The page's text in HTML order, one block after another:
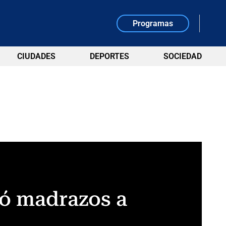
Programas
CIUDADES DEPORTES SOCIEDAD
madrazos a